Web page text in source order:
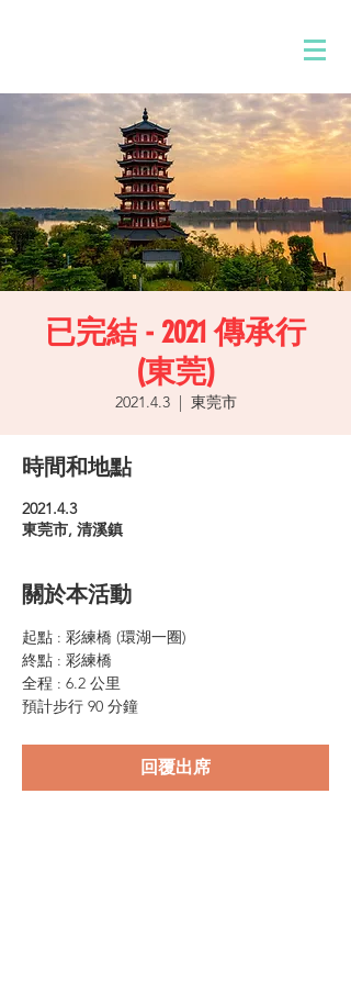
已完結 - 2021 傳承行
(東莞)
2021.4.3
  |
東莞市
時間和地點
2021.4.3
東莞市, 清溪鎮
關於本活動
起點 : 彩練橋 (環湖一圈)
終點 : 彩練橋
全程 : 6.2 公里
預計步行 90 分鐘
回覆出席